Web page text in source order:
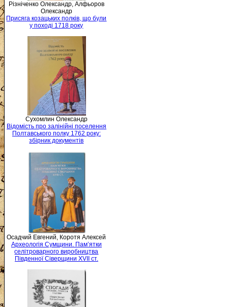
Різніченко Олександр, Алфьоров
Олександр
Присяга козацьких полків, що були
у поході 1718 року
Сухомлин Олександр
Відомість про залінійні поселення
Полтавського полку 1762 року:
збірник документів
Осадчий Евгений, Коротя Алексей
Археологія Сумщини. Пам’ятки
селітроварного виробництва
Південної Сіверщини XVII ст.